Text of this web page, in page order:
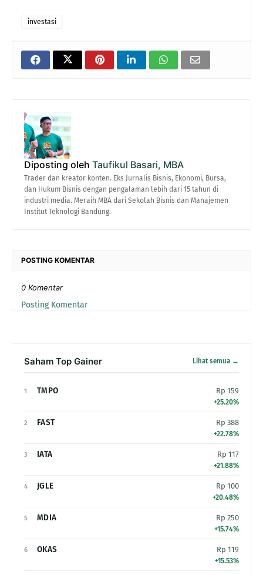
investasi
Diposting oleh Taufikul Basari, MBA
Trader dan kreator konten. Eks Jurnalis Bisnis, Ekonomi, Bursa,
dan Hukum Bisnis dengan pengalaman lebih dari 15 tahun di
industri media. Meraih MBA dari Sekolah Bisnis dan Manajemen
Institut Teknologi Bandung.
POSTING KOMENTAR
0 Komentar
Posting Komentar
Saham Top Gainer Lihat semua →
1 TMPO Rp 159
+25.20%
2 FAST Rp 388
+22.78%
3 IATA Rp 117
+21.88%
4 JGLE Rp 100
+20.48%
5 MDIA Rp 250
+15.74%
6 OKAS Rp 119
+15.53%